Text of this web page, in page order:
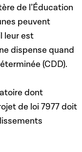
de l’Éducation
peuvent
leur est
dispense quand
(CDD).
dont
de loi 7977 doit